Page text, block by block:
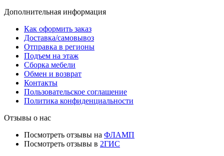
Дополнительная информация
Как оформить заказ
Доставка/самовывоз
Отправка в регионы
Подъем на этаж
Сборка мебели
Обмен и возврат
Контакты
Пользовательское соглашение
Политика конфиденциальности
Отзывы о нас
Посмотреть отзывы на ФЛАМП
Посмотреть отзывы в 2ГИС